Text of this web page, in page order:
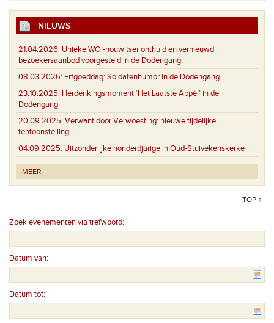
NIEUWS
21.04.2026: Unieke WOI-houwitser onthuld en vernieuwd
bezoekersaanbod voorgesteld in de Dodengang
08.03.2026: Erfgoeddag: Soldatenhumor in de Dodengang
23.10.2025: Herdenkingsmoment ‘Het Laatste Appèl’ in de
Dodengang
20.09.2025: Verwant door Verwoesting: nieuwe tijdelijke
tentoonstelling
04.09.2025: Uitzonderlijke honderdjarige in Oud-Stuivekenskerke
MEER
TOP ↑
Zoek evenementen via trefwoord:
Datum van:
Datum tot: